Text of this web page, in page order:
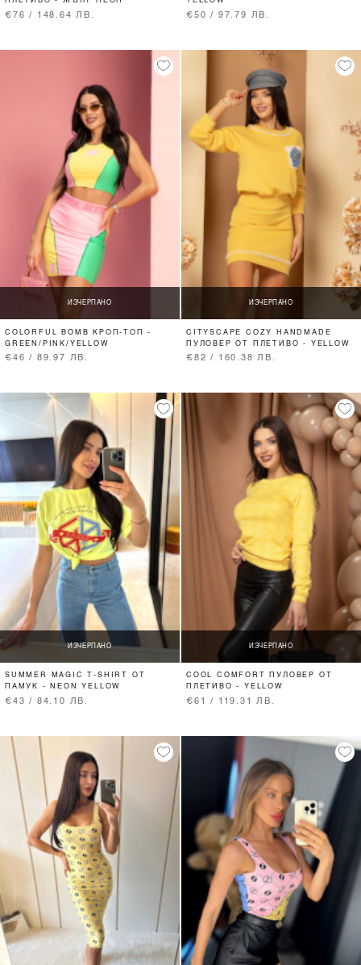
€76 / 148.64 ЛВ. €50 / 97.79 ЛВ.
ИЗЧЕРПАНО
COLORFUL BOMB КРОП-ТОП -
GREEN/PINK/YELLOW
€46 / 89.97 ЛВ.
ИЗЧЕРПАНО
CITYSCAPE COZY HANDMADE
ПУЛОВЕР ОТ ПЛЕТИВО - YELLOW
€82 / 160.38 ЛВ.
ИЗЧЕРПАНО
SUMMER MAGIC T-SHIRT ОТ
ПАМУК - NEON YELLOW
€43 / 84.10 ЛВ.
ИЗЧЕРПАНО
COOL COMFORT ПУЛОВЕР ОТ
ПЛЕТИВО - YELLOW
€61 / 119.31 ЛВ.